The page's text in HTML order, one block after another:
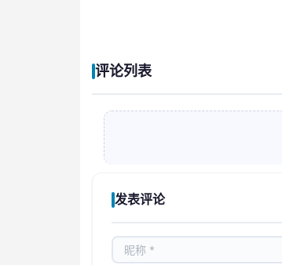
评论列表
发表评论